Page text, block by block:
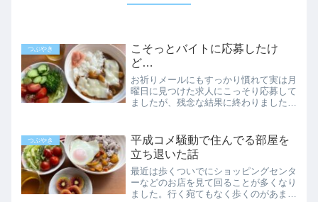
つぶやき
こそっとバイトに応募したけ
ど…
お祈りメールにもすっかり慣れて実は月
曜日に見つけた求人にこっそり応募して
ましたが、残念な結果に終わりました。
のです。しかも扱うものが機械系でなく
軽そうな食品系で、女性...
つぶやき
平成コメ騒動で住んでる部屋を
立ち退いた話
最近は歩くついでにショッピングセンタ
ーなどのお店を見て回ることが多くなり
ました。行く宛てもなく歩くのがあまり